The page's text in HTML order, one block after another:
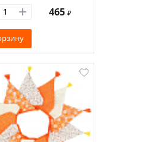
465 ₽